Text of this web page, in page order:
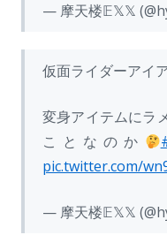
— 摩天楼𝔼𝕏𝕏
仮面ライダーアイ
変身アイテムにラ
ことなのか
pic.twitter.com/
— 摩天楼𝔼𝕏𝕏